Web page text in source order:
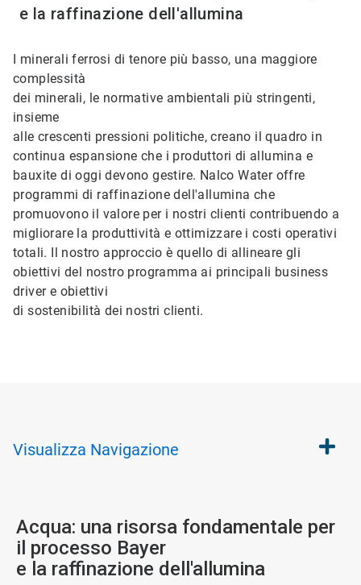
e la raffinazione dell'allumina
I minerali ferrosi di tenore più basso, una maggiore
complessità
dei minerali, le normative ambientali più stringenti,
insieme
alle crescenti pressioni politiche, creano il quadro in
continua espansione che i produttori di allumina e
bauxite di oggi devono gestire. Nalco Water offre
programmi di raffinazione dell'allumina che
promuovono il valore per i nostri clienti contribuendo a
migliorare la produttività e ottimizzare i costi operativi
totali. Il nostro approccio è quello di allineare gli
obiettivi del nostro programma ai principali business
driver e obiettivi
di sostenibilità dei nostri clienti.
Visualizza Navigazione
Acqua: una risorsa fondamentale per
il processo Bayer
e la raffinazione dell'allumina